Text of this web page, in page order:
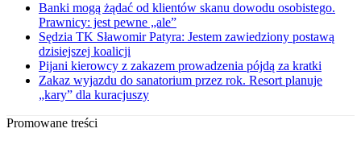
Banki mogą żądać od klientów skanu dowodu osobistego.
Prawnicy: jest pewne „ale”
Sędzia TK Sławomir Patyra: Jestem zawiedziony postawą
dzisiejszej koalicji
Pijani kierowcy z zakazem prowadzenia pójdą za kratki
Zakaz wyjazdu do sanatorium przez rok. Resort planuje
„kary” dla kuracjuszy
Promowane treści